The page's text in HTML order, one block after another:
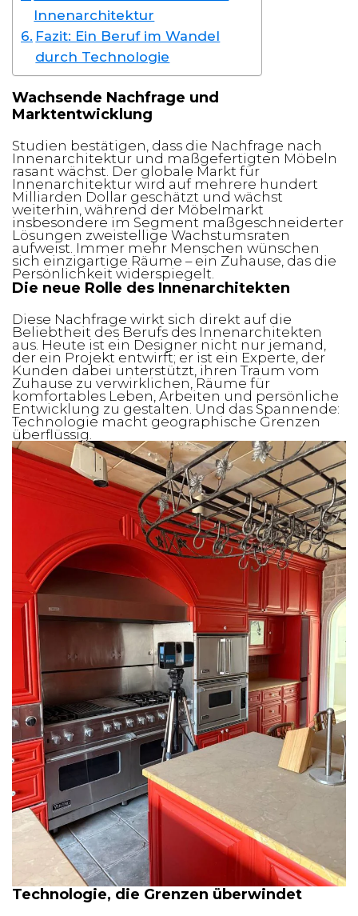
Innenarchitektur
Fazit: Ein Beruf im Wandel
durch Technologie
Wachsende Nachfrage und
Marktentwicklung
Studien bestätigen, dass die Nachfrage nach
Innenarchitektur und maßgefertigten Möbeln
rasant wächst. Der globale Markt für
Innenarchitektur wird auf mehrere hundert
Milliarden Dollar geschätzt und wächst
weiterhin, während der Möbelmarkt
insbesondere im Segment maßgeschneiderter
Lösungen zweistellige Wachstumsraten
aufweist. Immer mehr Menschen wünschen
sich einzigartige Räume – ein Zuhause, das die
Persönlichkeit widerspiegelt.
Die neue Rolle des Innenarchitekten
Diese Nachfrage wirkt sich direkt auf die
Beliebtheit des Berufs des Innenarchitekten
aus. Heute ist ein Designer nicht nur jemand,
der ein Projekt entwirft; er ist ein Experte, der
Kunden dabei unterstützt, ihren Traum vom
Zuhause zu verwirklichen, Räume für
komfortables Leben, Arbeiten und persönliche
Entwicklung zu gestalten. Und das Spannende:
Technologie macht geographische Grenzen
überflüssig.
Technologie, die Grenzen überwindet